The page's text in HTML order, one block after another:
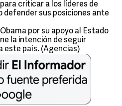
criticar a los líderes de
defender sus posiciones ante
por su apoyo al Estado
la intención de seguir
este país. (Agencias)